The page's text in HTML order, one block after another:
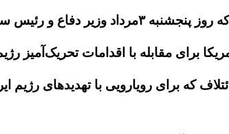
ارتش آمریکا نیز موضع‌گیری کردند.
برای مقابله با اقدامات تحریک‌آمیز
که برای رویارویی با تهدیدهای رژیم